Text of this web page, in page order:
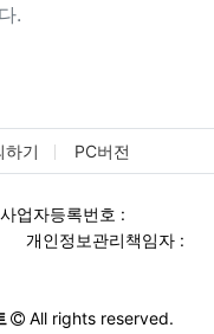
.
하기 PC버전
사업자등록번호 :
개인정보관리책임자 :
All rights reserved.